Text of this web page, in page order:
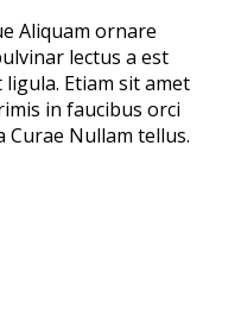
Aliquam ornare
lectus a est
Etiam sit amet
in faucibus orci
Curae Nullam tellus.